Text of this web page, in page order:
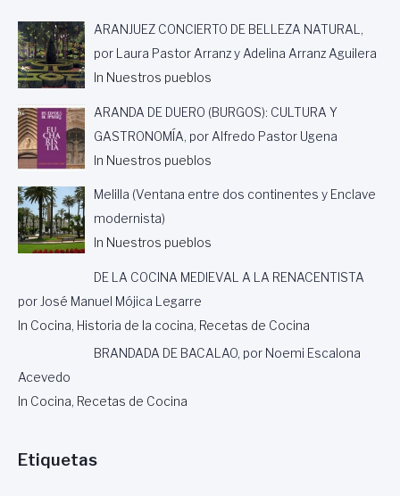
ARANJUEZ CONCIERTO DE BELLEZA NATURAL,
por Laura Pastor Arranz y Adelina Arranz Aguilera
In Nuestros pueblos
ARANDA DE DUERO (BURGOS): CULTURA Y
GASTRONOMÍA, por Alfredo Pastor Ugena
In Nuestros pueblos
Melilla (Ventana entre dos continentes y Enclave
modernista)
In Nuestros pueblos
DE LA COCINA MEDIEVAL A LA RENACENTISTA
por José Manuel Mójica Legarre
In Cocina, Historia de la cocina, Recetas de Cocina
BRANDADA DE BACALAO, por Noemi Escalona
Acevedo
In Cocina, Recetas de Cocina
Etiquetas